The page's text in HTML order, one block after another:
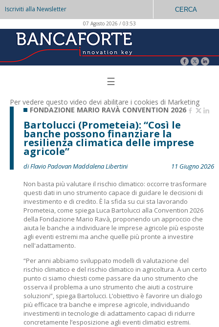
Iscriviti alla Newsletter CERCA
07 Agosto 2026 / 03:53
☰
Per vedere questo video devi abilitare i cookies di Marketing
FONDAZIONE MARIO RAVÀ CONVENTION 2026
Bartolucci (Prometeia): “Così le
banche possono finanziare la
resilienza climatica delle imprese
agricole”
di Flavio Padovan Maddalena Libertini
11 Giugno 2026
Non basta più valutare il rischio climatico: occorre trasformare
questi dati in uno strumento capace di guidare le decisioni di
investimento e di credito. È la sfida su cui sta lavorando
Prometeia, come spiega Luca Bartolucci alla Convention 2026
della Fondazione Mario Ravà, proponendo un approccio che
aiuta le banche a individuare le imprese agricole più esposte
agli eventi estremi ma anche quelle più pronte a investire
nell'adattamento.
“Per anni abbiamo sviluppato modelli di valutazione del
rischio climatico e del rischio climatico in agricoltura. A un certo
punto ci siamo chiesti come passare da uno strumento che
osserva il problema a uno strumento che aiuti a costruire
soluzioni”, spiega Bartolucci. L’obiettivo è favorire un dialogo
più efficace tra banche e imprese agricole, individuando
investimenti in tecnologie di adattamento capaci di ridurre
concretamente l’esposizione agli eventi climatici estremi.